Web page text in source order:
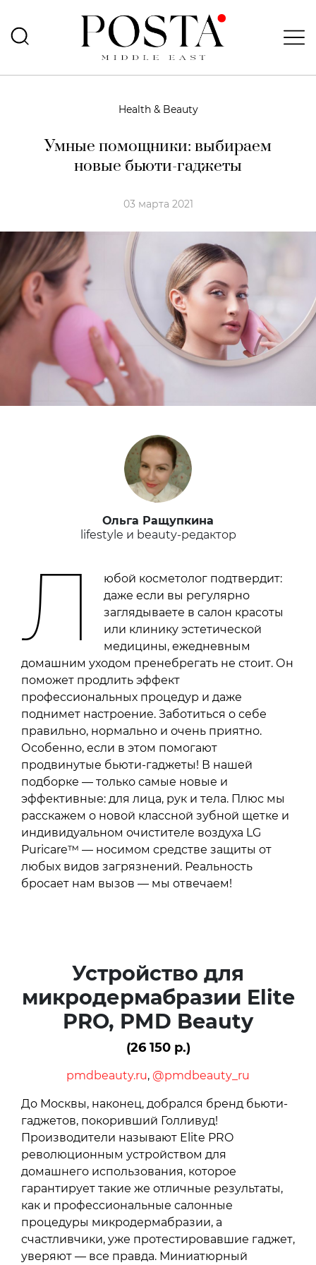
Health & Beauty
Умные помощники: выбираем
новые бьюти-гаджеты
03 марта 2021
Ольга Ращупкина
lifestyle и beauty-редактор
Л
юбой косметолог подтвердит:
даже если вы регулярно
заглядываете в салон красоты
или клинику эстетической
медицины, ежедневным
домашним уходом пренебрегать не стоит. Он
поможет продлить эффект
профессиональных процедур и даже
поднимет настроение. Заботиться о себе
правильно, нормально и очень приятно.
Особенно, если в этом помогают
продвинутые бьюти-гаджеты! В нашей
подборке — только самые новые и
эффективные: для лица, рук и тела. Плюс мы
расскажем о новой классной зубной щетке и
индивидуальном очистителе воздуха LG
Puricare™ — носимом средстве защиты от
любых видов загрязнений. Реальность
бросает нам вызов — мы отвечаем!
Устройство для
микродермабразии Elite
PRO, PMD Beauty
(26 150 р.)
pmdbeauty.ru, @pmdbeauty_ru
До Москвы, наконец, добрался бренд бьюти-
гаджетов, покоривший Голливуд!
Производители называют Elite PRO
революционным устройством для
домашнего использования, которое
гарантирует такие же отличные результаты,
как и профессиональные салонные
процедуры микродермабразии, а
счастливчики, уже протестировавшие гаджет,
уверяют — все правда. Миниатюрный